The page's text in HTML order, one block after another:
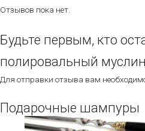
Отзывов пока нет.
Будьте первым, кто
полировальный
Для отправки отзыва вам
Подарочные шампуры